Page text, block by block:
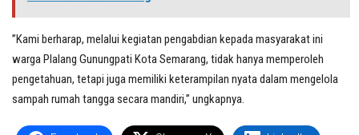
”Kami berharap, melalui kegiatan pengabdian kepada masyarakat ini
warga Plalang Gunungpati Kota Semarang, tidak hanya memperoleh
pengetahuan, tetapi juga memiliki keterampilan nyata dalam mengelola
sampah rumah tangga secara mandiri,” ungkapnya.